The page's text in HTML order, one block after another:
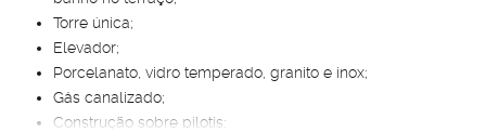
Torre única;
Elevador;
Porcelanato, vidro temperado, granito e inox;
Gás canalizado;
Construção sobre pilotis;